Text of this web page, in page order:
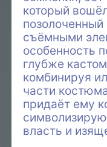
который
съёмными
особенность
глубже
комбинируя
части
придаёт ему
власть и